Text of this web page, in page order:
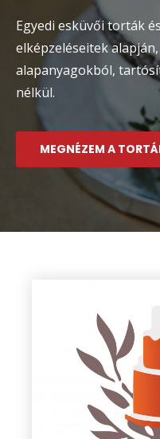
Egyedi esküvői torták
elképzeléseitek
alapanyagokból,
nélkül.
MEGNÉZEM A